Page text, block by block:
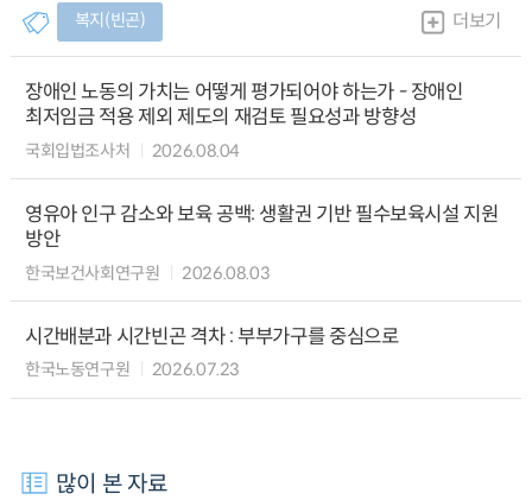
복지(빈곤) 더보기
장애인 노동의 가치는 어떻게 평가되어야 하는가 - 장애인
최저임금 적용 제외 제도의 재검토 필요성과 방향성
국회입법조사처 2026.08.04
영유아 인구 감소와 보육 공백: 생활권 기반 필수보육시설 지원
방안
한국보건사회연구원 2026.08.03
시간배분과 시간빈곤 격차 : 부부가구를 중심으로
한국노동연구원 2026.07.23
많이 본 자료